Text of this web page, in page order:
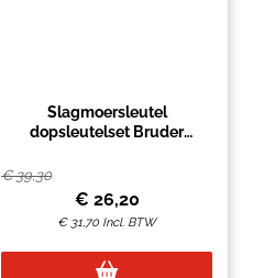
Slagmoersleutel
dopsleutelset Bruder
€39,30
€ 26,20
€ 31,70 Incl. BTW